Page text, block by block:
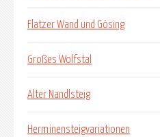
Flatzer Wand und Gösing
Großes Wolfstal
Alter Nandlsteig
Herminensteigvariationen